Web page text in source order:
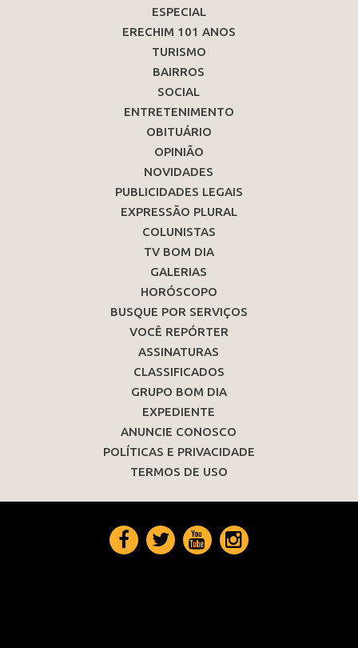
ESPECIAL
ERECHIM 101 ANOS
TURISMO
BAIRROS
SOCIAL
ENTRETENIMENTO
OBITUÁRIO
OPINIÃO
NOVIDADES
PUBLICIDADES LEGAIS
EXPRESSÃO PLURAL
COLUNISTAS
TV BOM DIA
GALERIAS
HORÓSCOPO
BUSQUE POR SERVIÇOS
VOCÊ REPÓRTER
ASSINATURAS
CLASSIFICADOS
GRUPO BOM DIA
EXPEDIENTE
ANUNCIE CONOSCO
POLÍTICAS E PRIVACIDADE
TERMOS DE USO